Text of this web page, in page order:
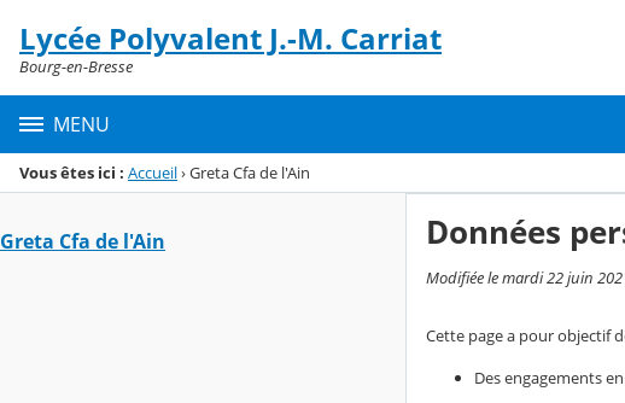
Menu de la rubrique
Contenu
Lycée Polyvalent J.-M. Carriat
Bourg-en-Bresse
MENU
Vous êtes ici : Accueil›Greta Cfa de l'Ain
Greta Cfa de l'Ain Données
Modifiée le mardi 22 juin
Cette page a pour objectif
Des engagements